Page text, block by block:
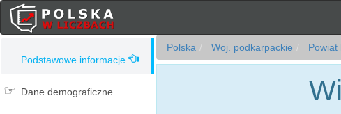
Podstawowe informacje
Dane demograficzne
Polska Woj. podkarpackie Powiat